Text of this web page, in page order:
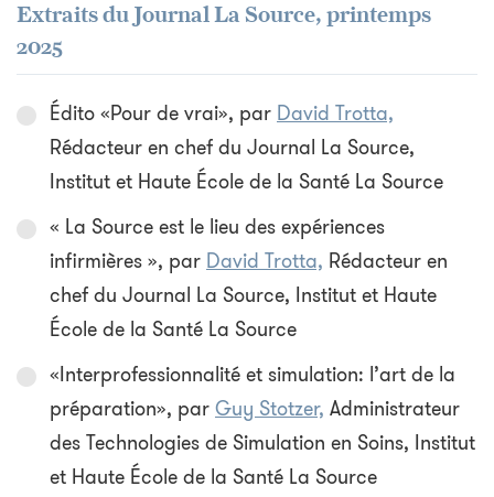
Extraits du Journal La Source, printemps
2025
Édito «Pour de vrai», par David Trotta,
Rédacteur en chef du Journal La Source,
Institut et Haute École de la Santé La Source
« La Source est le lieu des expériences
infirmières », par David Trotta, Rédacteur en
chef du Journal La Source, Institut et Haute
École de la Santé La Source
«Interprofessionnalité et simulation: l’art de la
préparation», parGuy Stotzer, Administrateur
des Technologies de Simulation en Soins, Institut
et Haute École de la Santé La Source